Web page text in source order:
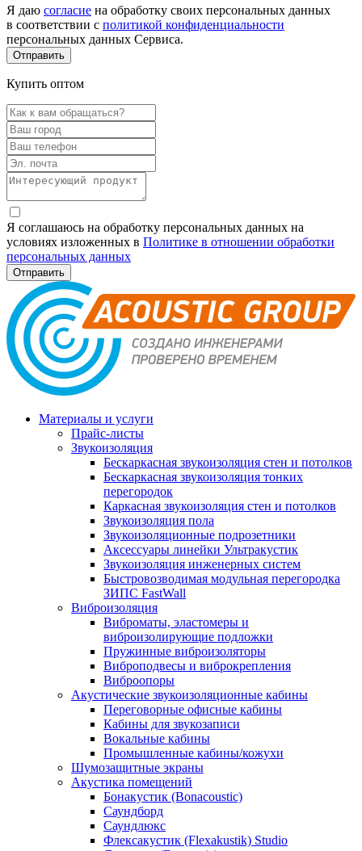
Я даю согласие на обработку своих персональных данных
в соответствии с политикой конфиденциальности
персональных данных Сервиса.
Купить оптом
Я соглашаюсь на обработку персональных данных на
условиях изложенных в Политике в отношении обработки
персональных данных
Материалы и услуги
Прайс-листы
Звукоизоляция
Бескаркасная звукоизоляция стен и потолков
Бескаркасная звукоизоляция тонких
перегородок
Каркасная звукоизоляция стен и потолков
Звукоизоляция пола
Звукоизоляционные подрозетники
Аксессуары линейки Ультракустик
Звукоизоляция инженерных систем
Быстровозводимая модульная перегородка
ЗИПС FastWall
Виброизоляция
Виброматы, эластомеры и
виброизолирующие подложки
Пружинные виброизоляторы
Виброподвесы и виброкрепления
Виброопоры
Акустические звукоизоляционные кабины
Переговорные офисные кабины
Кабины для звукозаписи
Вокальные кабины
Промышленные кабины/кожухи
Шумозащитные экраны
Акустика помещений
Бонакустик (Bonacoustic)
Саундборд
Саундлюкс
Флексакустик (Flexakustik) Studio